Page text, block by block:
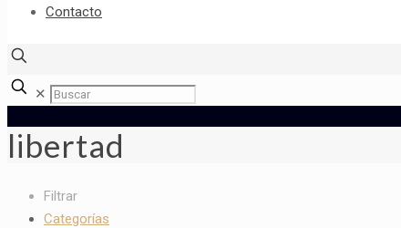
Contacto
✕
libertad
Filtrar
Categorías